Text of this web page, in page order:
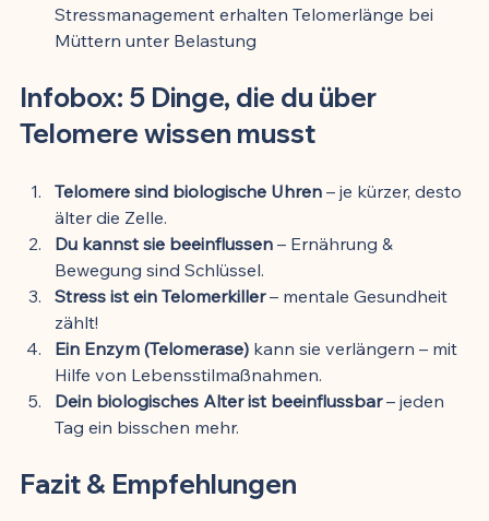
Stressmanagement erhalten Telomerlänge bei
Müttern unter Belastung
Infobox: 5 Dinge, die du über
Telomere wissen musst
Telomere sind biologische Uhren – je kürzer, desto
älter die Zelle.
Du kannst sie beeinflussen – Ernährung &
Bewegung sind Schlüssel.
Stress ist ein Telomerkiller – mentale Gesundheit
zählt!
Ein Enzym (Telomerase) kann sie verlängern – mit
Hilfe von Lebensstilmaßnahmen.
Dein biologisches Alter ist beeinflussbar – jeden
Tag ein bisschen mehr.
Fazit & Empfehlungen